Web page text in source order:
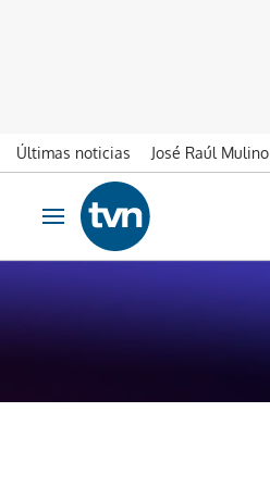
Últimas noticias José Raúl Mulino
Ir al contenido
Obrir navegació